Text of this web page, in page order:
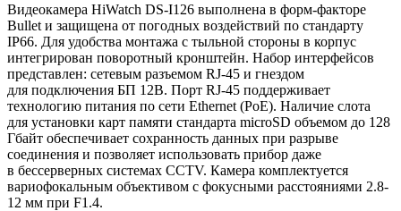
Видеокамера HiWatch DS-I126 выполнена в форм-факторе
Bullet и защищена от погодных воздействий по стандарту
IP66. Для удобства монтажа с тыльной стороны в корпус
интегрирован поворотный кронштейн. Набор интерфейсов
представлен: сетевым разъемом RJ-45 и гнездом
для подключения БП 12В. Порт RJ-45 поддерживает
технологию питания по сети Ethernet (PoE). Наличие слота
для установки карт памяти стандарта microSD объемом до 128
Гбайт обеспечивает сохранность данных при разрыве
соединения и позволяет использовать прибор даже
в бессерверных системах CCTV. Камера комплектуется
вариофокальным объективом с фокусными расстояниями 2.8-
12 мм при F1.4.